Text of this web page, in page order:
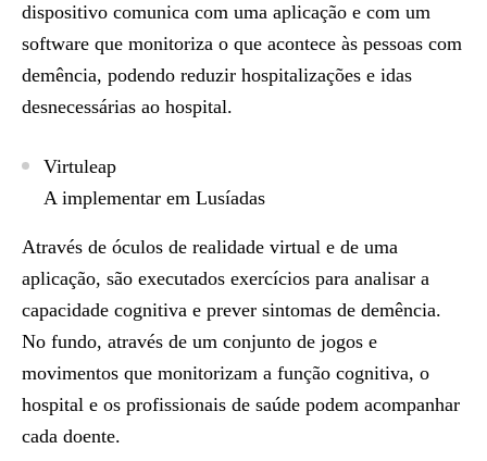
dispositivo comunica com uma aplicação e com um
software que monitoriza o que acontece às pessoas com
demência, podendo reduzir hospitalizações e idas
desnecessárias ao hospital.
Virtuleap
A implementar em Lusíadas
Através de óculos de realidade virtual e de uma
aplicação, são executados exercícios para analisar a
capacidade cognitiva e prever sintomas de demência.
No fundo, através de um conjunto de jogos e
movimentos que monitorizam a função cognitiva, o
hospital e os profissionais de saúde podem acompanhar
cada doente.